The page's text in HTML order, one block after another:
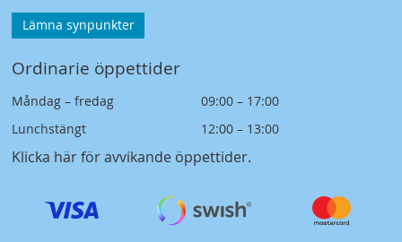
Lämna synpunkter
Ordinarie öppettider
Måndag – fredag
09:00 – 17:00
Lunchstängt
12:00 – 13:00
Klicka här för avvikande öppettider.